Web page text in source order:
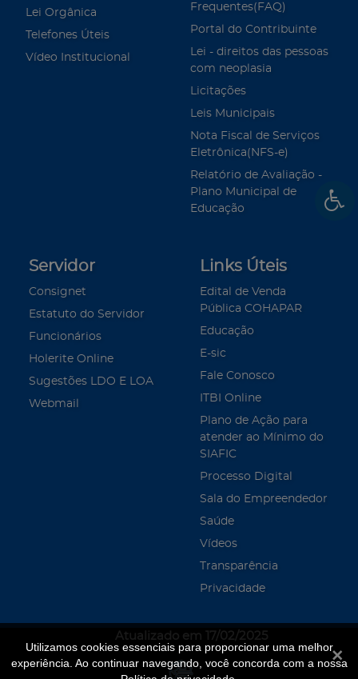
Utilizamos cookies essenciais para proporcionar uma melhor
experiência. Ao continuar navegando, você concorda com a nossa
Lei Orgânica
Telefones Úteis
Vídeo Institucional
Frequentes(FAQ)
Portal do Contribuinte
Lei - direitos das pessoas
com neoplasia
Licitações
Leis Municipais
Nota Fiscal de Serviços
Eletrônica(NFS-e)
Relatório de Avaliação -
Plano Municipal de
Educação
Servidor
Consignet
Estatuto do Servidor
Funcionários
Holerite Online
Sugestões LDO E LOA
Webmail
Links Úteis
Edital de Venda
Pública COHAPAR
Educação
E-sic
Fale Conosco
ITBI Online
Plano de Ação para
atender ao Mínimo do
SIAFIC
Processo Digital
Sala do Empreendedor
Saúde
Vídeos
Transparência
Privacidade
Atualizado em 17/02/2025